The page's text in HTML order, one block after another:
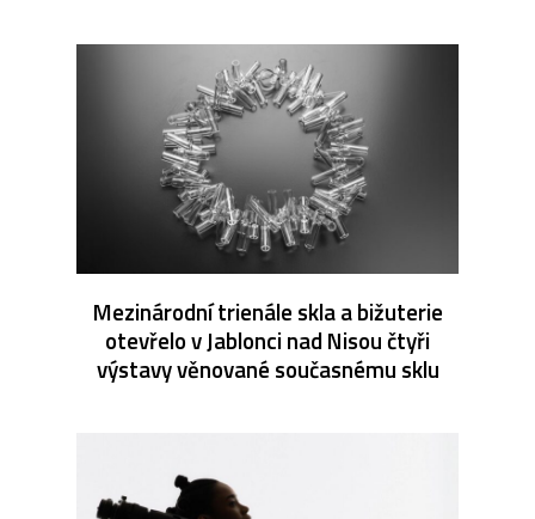
Mezinárodní trienále skla a bižuterie
otevřelo v Jablonci nad Nisou čtyři
výstavy věnované současnému sklu